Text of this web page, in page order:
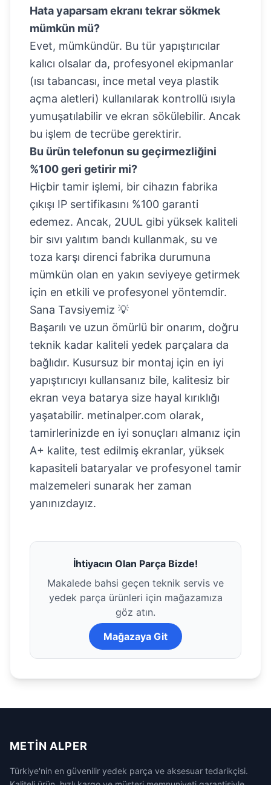
Hata yaparsam ekranı tekrar sökmek
mümkün mü?
Evet, mümkündür. Bu tür yapıştırıcılar
kalıcı olsalar da, profesyonel ekipmanlar
(ısı tabancası, ince metal veya plastik
açma aletleri) kullanılarak kontrollü ısıyla
yumuşatılabilir ve ekran sökülebilir. Ancak
bu işlem de tecrübe gerektirir.
Bu ürün telefonun su geçirmezliğini
%100 geri getirir mi?
Hiçbir tamir işlemi, bir cihazın fabrika
çıkışı IP sertifikasını %100 garanti
edemez. Ancak, 2UUL gibi yüksek kaliteli
bir sıvı yalıtım bandı kullanmak, su ve
toza karşı direnci fabrika durumuna
mümkün olan en yakın seviyeye getirmek
için en etkili ve profesyonel yöntemdir.
Sana Tavsiyemiz 💡
Başarılı ve uzun ömürlü bir onarım, doğru
teknik kadar kaliteli yedek parçalara da
bağlıdır. Kusursuz bir montaj için en iyi
yapıştırıcıyı kullansanız bile, kalitesiz bir
ekran veya batarya size hayal kırıklığı
yaşatabilir. metinalper.com olarak,
tamirlerinizde en iyi sonuçları almanız için
A+ kalite, test edilmiş ekranlar, yüksek
kapasiteli bataryalar ve profesyonel tamir
malzemeleri sunarak her zaman
yanınızdayız.
İhtiyacın Olan Parça Bizde!
Makalede bahsi geçen teknik servis ve
yedek parça ürünleri için mağazamıza
göz atın.
Mağazaya Git
METIN ALPER
Türkiye'nin en güvenilir yedek parça ve aksesuar tedarikçisi.